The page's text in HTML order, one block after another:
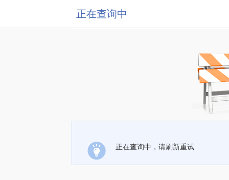
正在查询中
正在查询中，请刷新重试